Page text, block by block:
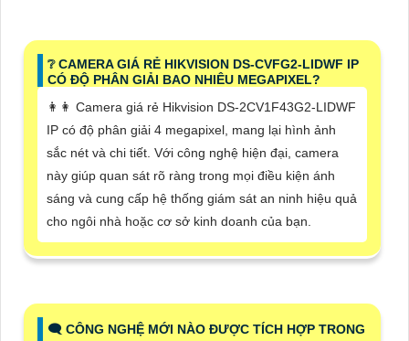
❔ CAMERA GIÁ RẺ HIKVISION DS-CVFG2-LIDWF IP
CÓ ĐỘ PHÂN GIẢI BAO NHIÊU MEGAPIXEL?
️👩‍👩 Camera giá rẻ Hikvision DS-2CV1F43G2-LIDWF
IP có độ phân giải 4 megapixel, mang lại hình ảnh
sắc nét và chi tiết. Với công nghệ hiện đại, camera
này giúp quan sát rõ ràng trong mọi điều kiện ánh
sáng và cung cấp hệ thống giám sát an ninh hiệu quả
cho ngôi nhà hoặc cơ sở kinh doanh của bạn.
🗨️ CÔNG NGHỆ MỚI NÀO ĐƯỢC TÍCH HỢP TRONG